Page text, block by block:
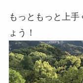
もっともっと上
ょう！